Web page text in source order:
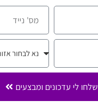
שלחו לי עדכונים ומבצעים